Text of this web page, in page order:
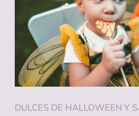
LA
SALUD
DE
TUS
DULCES DE HALLOWEEN Y